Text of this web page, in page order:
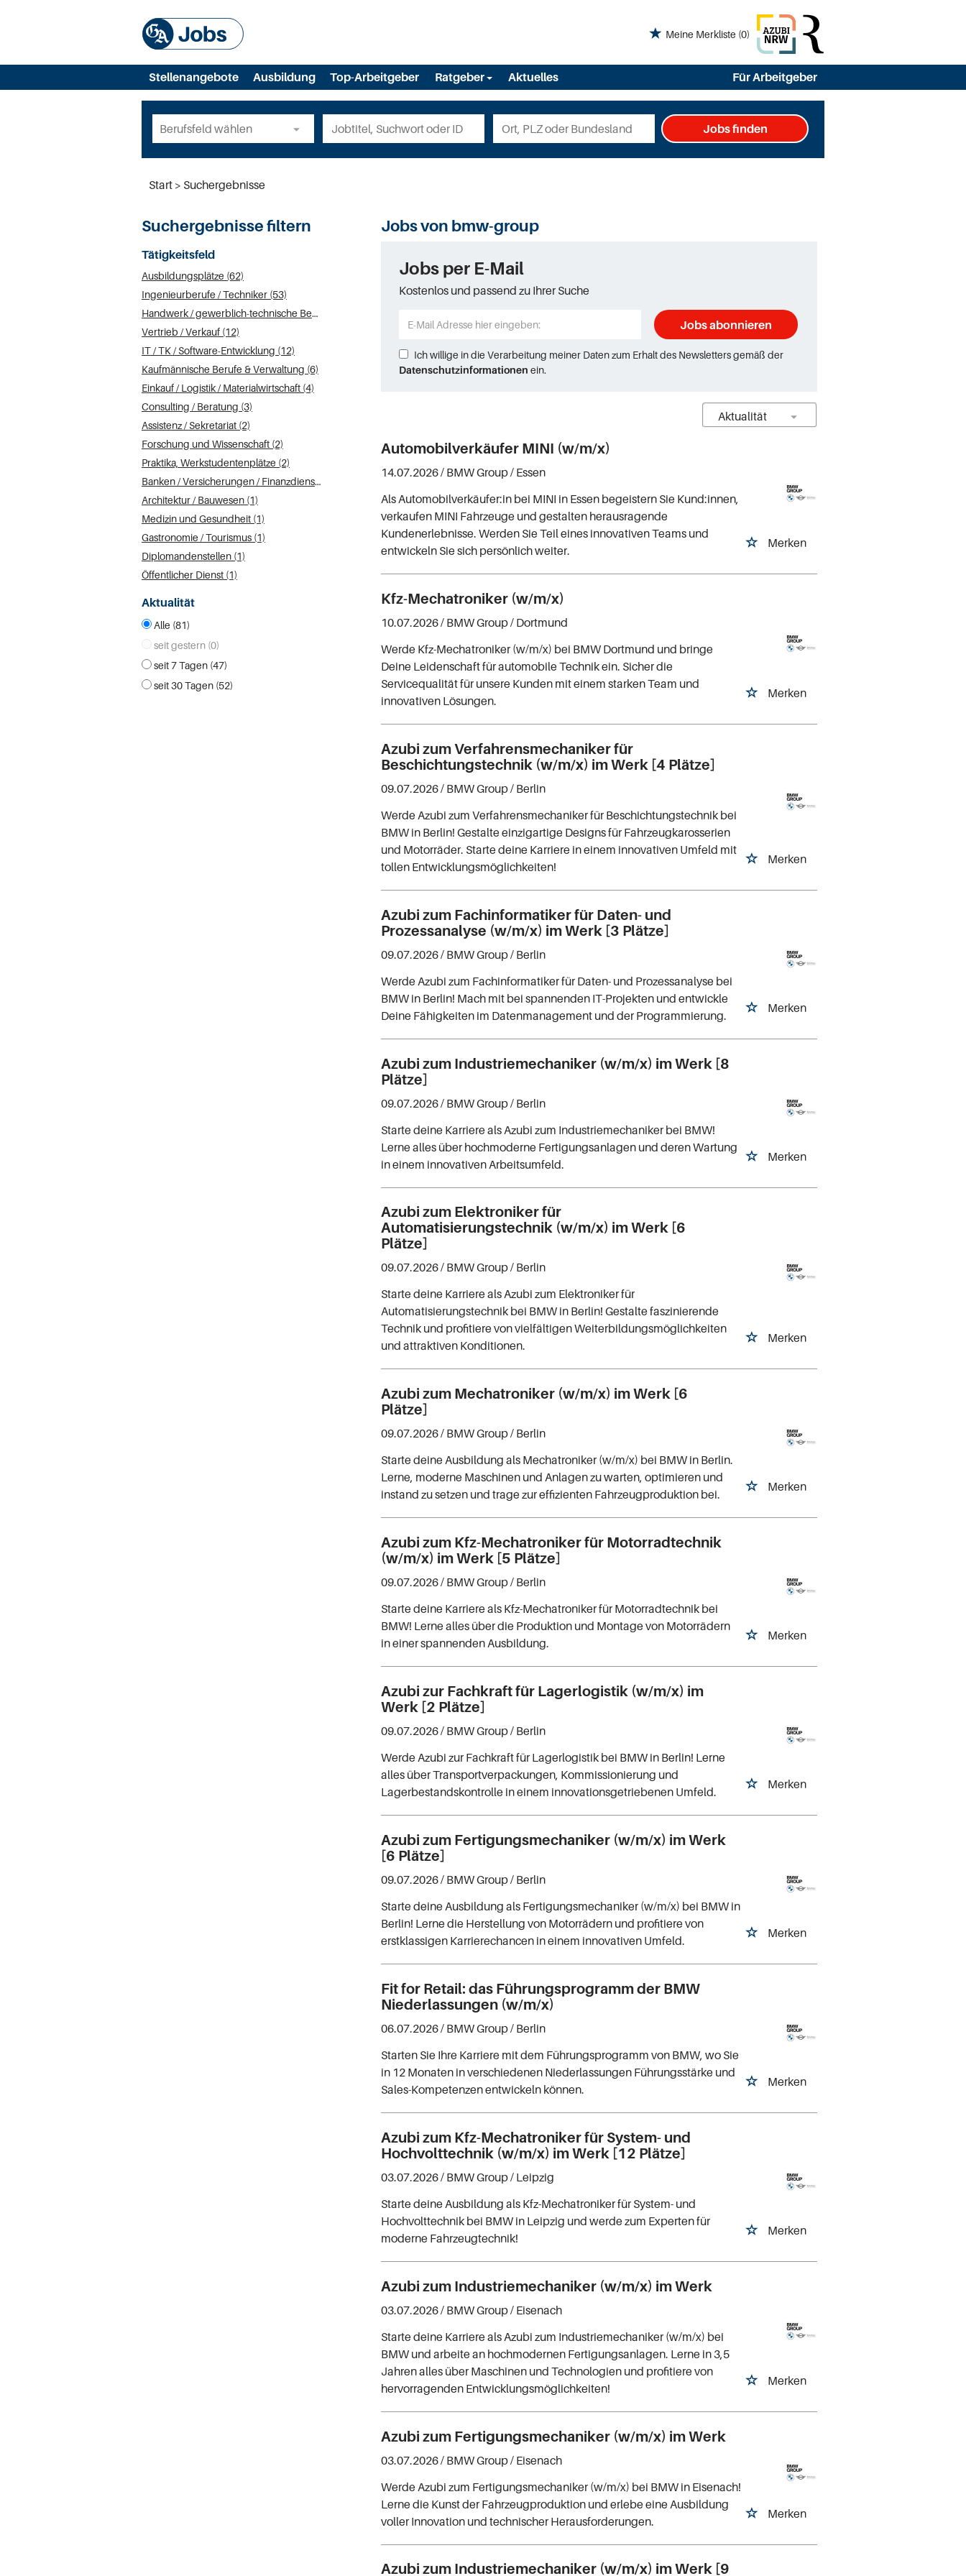
Meine Merkliste (0)
Stellenangebote Ausbildung Top-Arbeitgeber Ratgeber Aktuelles Für Arbeitgeber
Jobs finden
Start Suchergebnisse
Suchergebnisse filtern
Tätigkeitsfeld
Ausbildungsplätze (62)
Ingenieurberufe / Techniker (53)
Handwerk / gewerblich-technische Berufe (38)
Vertrieb / Verkauf (12)
IT / TK / Software-Entwicklung (12)
Kaufmännische Berufe & Verwaltung (6)
Einkauf / Logistik / Materialwirtschaft (4)
Consulting / Beratung (3)
Assistenz / Sekretariat (2)
Forschung und Wissenschaft (2)
Praktika, Werkstudentenplätze (2)
Banken / Versicherungen / Finanzdienstleister (1)
Architektur / Bauwesen (1)
Medizin und Gesundheit (1)
Gastronomie / Tourismus (1)
Diplomandenstellen (1)
Öffentlicher Dienst (1)
Aktualität
Alle (81)
seit gestern (0)
seit 7 Tagen (47)
seit 30 Tagen (52)
Jobs von bmw-group
Jobs per E-Mail
Kostenlos und passend zu Ihrer Suche
Jobs abonnieren
Ich willige in die Verarbeitung meiner Daten zum Erhalt des Newsletters gemäß der
Datenschutzinformationen ein.
Automobilverkäufer MINI (w/m/x)
Merken
14.07.2026 / BMW Group/ Essen
Als Automobilverkäufer:in bei MINI in Essen begeistern Sie Kund:innen,
verkaufen MINI Fahrzeuge und gestalten herausragende
Kundenerlebnisse. Werden Sie Teil eines innovativen Teams und
entwickeln Sie sich persönlich weiter.
Kfz-Mechatroniker (w/m/x)
Merken
10.07.2026 / BMW Group/ Dortmund
Werde Kfz-Mechatroniker (w/m/x) bei BMW Dortmund und bringe
Deine Leidenschaft für automobile Technik ein. Sicher die
Servicequalität für unsere Kunden mit einem starken Team und
innovativen Lösungen.
Azubi zum Verfahrensmechaniker für
Beschichtungstechnik (w/m/x) im Werk [4 Plätze]
Merken
09.07.2026 / BMW Group/ Berlin
Werde Azubi zum Verfahrensmechaniker für Beschichtungstechnik bei
BMW in Berlin! Gestalte einzigartige Designs für Fahrzeugkarosserien
und Motorräder. Starte deine Karriere in einem innovativen Umfeld mit
tollen Entwicklungsmöglichkeiten!
Azubi zum Fachinformatiker für Daten- und
Prozessanalyse (w/m/x) im Werk [3 Plätze]
Merken
09.07.2026 / BMW Group/ Berlin
Werde Azubi zum Fachinformatiker für Daten- und Prozessanalyse bei
BMW in Berlin! Mach mit bei spannenden IT-Projekten und entwickle
Deine Fähigkeiten im Datenmanagement und der Programmierung.
Azubi zum Industriemechaniker (w/m/x) im Werk [8
Plätze]
Merken
09.07.2026 / BMW Group/ Berlin
Starte deine Karriere als Azubi zum Industriemechaniker bei BMW!
Lerne alles über hochmoderne Fertigungsanlagen und deren Wartung
in einem innovativen Arbeitsumfeld.
Azubi zum Elektroniker für
Automatisierungstechnik (w/m/x) im Werk [6
Plätze]
Merken
09.07.2026 / BMW Group/ Berlin
Starte deine Karriere als Azubi zum Elektroniker für
Automatisierungstechnik bei BMW in Berlin! Gestalte faszinierende
Technik und profitiere von vielfältigen Weiterbildungsmöglichkeiten
und attraktiven Konditionen.
Azubi zum Mechatroniker (w/m/x) im Werk [6
Plätze]
Merken
09.07.2026 / BMW Group/ Berlin
Starte deine Ausbildung als Mechatroniker (w/m/x) bei BMW in Berlin.
Lerne, moderne Maschinen und Anlagen zu warten, optimieren und
instand zu setzen und trage zur effizienten Fahrzeugproduktion bei.
Azubi zum Kfz-Mechatroniker für Motorradtechnik
(w/m/x) im Werk [5 Plätze]
Merken
09.07.2026 / BMW Group/ Berlin
Starte deine Karriere als Kfz-Mechatroniker für Motorradtechnik bei
BMW! Lerne alles über die Produktion und Montage von Motorrädern
in einer spannenden Ausbildung.
Azubi zur Fachkraft für Lagerlogistik (w/m/x) im
Werk [2 Plätze]
Merken
09.07.2026 / BMW Group/ Berlin
Werde Azubi zur Fachkraft für Lagerlogistik bei BMW in Berlin! Lerne
alles über Transportverpackungen, Kommissionierung und
Lagerbestandskontrolle in einem innovationsgetriebenen Umfeld.
Azubi zum Fertigungsmechaniker (w/m/x) im Werk
[6 Plätze]
Merken
09.07.2026 / BMW Group/ Berlin
Starte deine Ausbildung als Fertigungsmechaniker (w/m/x) bei BMW in
Berlin! Lerne die Herstellung von Motorrädern und profitiere von
erstklassigen Karrierechancen in einem innovativen Umfeld.
Fit for Retail: das Führungsprogramm der BMW
Niederlassungen (w/m/x)
Merken
06.07.2026 / BMW Group/ Berlin
Starten Sie Ihre Karriere mit dem Führungsprogramm von BMW, wo Sie
in 12 Monaten in verschiedenen Niederlassungen Führungsstärke und
Sales-Kompetenzen entwickeln können.
Azubi zum Kfz-Mechatroniker für System- und
Hochvolttechnik (w/m/x) im Werk [12 Plätze]
Merken
03.07.2026 / BMW Group/ Leipzig
Starte deine Ausbildung als Kfz-Mechatroniker für System- und
Hochvolttechnik bei BMW in Leipzig und werde zum Experten für
moderne Fahrzeugtechnik!
Azubi zum Industriemechaniker (w/m/x) im Werk
Merken
03.07.2026 / BMW Group/ Eisenach
Starte deine Karriere als Azubi zum Industriemechaniker (w/m/x) bei
BMW und arbeite an hochmodernen Fertigungsanlagen. Lerne in 3,5
Jahren alles über Maschinen und Technologien und profitiere von
hervorragenden Entwicklungsmöglichkeiten!
Azubi zum Fertigungsmechaniker (w/m/x) im Werk
Merken
03.07.2026 / BMW Group/ Eisenach
Werde Azubi zum Fertigungsmechaniker (w/m/x) bei BMW in Eisenach!
Lerne die Kunst der Fahrzeugproduktion und erlebe eine Ausbildung
voller Innovation und technischer Herausforderungen.
Azubi zum Industriemechaniker (w/m/x) im Werk [9